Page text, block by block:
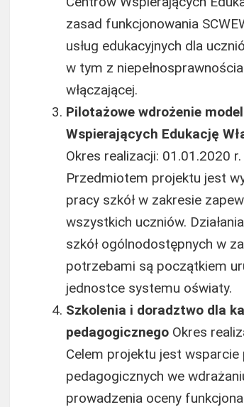
zasad funkcjonowania
usług edukacyjnych dla
w tym z
włączającej.
Pilotażowe wdrożenie
Wspierających Edukację
Okres realizacji: 01.01.2020
Przedmiotem projektu jest
pracy szkół w zakresie
wszystkich uczniów.
szkół ogólnodostępnych w
potrzebami są początkiem
jednostce systemu oświaty.
Szkolenia i doradztwo dla
pedagogicznego Okres
Celem projektu jest
pedagogicznych we
prowadzenia oceny